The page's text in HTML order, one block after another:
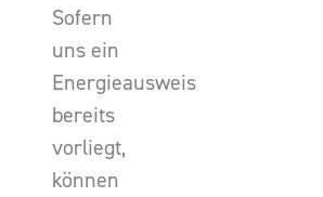
Sofern
uns ein
Energieausweis
bereits
vorliegt,
können